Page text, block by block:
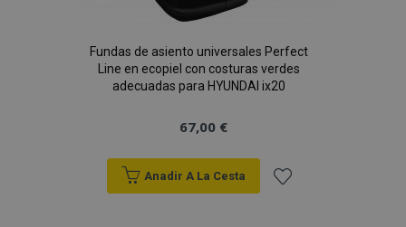
Fundas de asiento universales Perfect
Line en ecopiel con costuras verdes
adecuadas para HYUNDAI ix20
67,00 €
Anadir A La Cesta